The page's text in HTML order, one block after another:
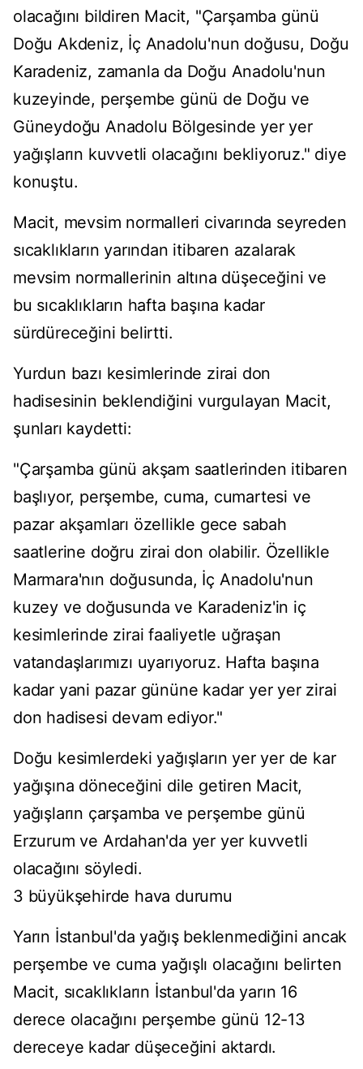
olacağını bildiren Macit, "Çarşamba günü
Doğu Akdeniz, İç Anadolu'nun doğusu, Doğu
Karadeniz, zamanla da Doğu Anadolu'nun
kuzeyinde, perşembe günü de Doğu ve
Güneydoğu Anadolu Bölgesinde yer yer
yağışların kuvvetli olacağını bekliyoruz." diye
konuştu.
Macit, mevsim normalleri civarında seyreden
sıcaklıkların yarından itibaren azalarak
mevsim normallerinin altına düşeceğini ve
bu sıcaklıkların hafta başına kadar
sürdüreceğini belirtti.
Yurdun bazı kesimlerinde zirai don
hadisesinin beklendiğini vurgulayan Macit,
şunları kaydetti:
"Çarşamba günü akşam saatlerinden itibaren
başlıyor, perşembe, cuma, cumartesi ve
pazar akşamları özellikle gece sabah
saatlerine doğru zirai don olabilir. Özellikle
Marmara'nın doğusunda, İç Anadolu'nun
kuzey ve doğusunda ve Karadeniz'in iç
kesimlerinde zirai faaliyetle uğraşan
vatandaşlarımızı uyarıyoruz. Hafta başına
kadar yani pazar gününe kadar yer yer zirai
don hadisesi devam ediyor."
Doğu kesimlerdeki yağışların yer yer de kar
yağışına döneceğini dile getiren Macit,
yağışların çarşamba ve perşembe günü
Erzurum ve Ardahan'da yer yer kuvvetli
olacağını söyledi.
3 büyükşehirde hava durumu
Yarın İstanbul'da yağış beklenmediğini ancak
perşembe ve cuma yağışlı olacağını belirten
Macit, sıcaklıkların İstanbul'da yarın 16
derece olacağını perşembe günü 12-13
dereceye kadar düşeceğini aktardı.